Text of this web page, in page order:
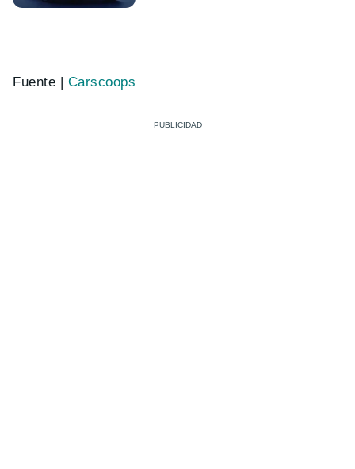
Fuente | Carscoops